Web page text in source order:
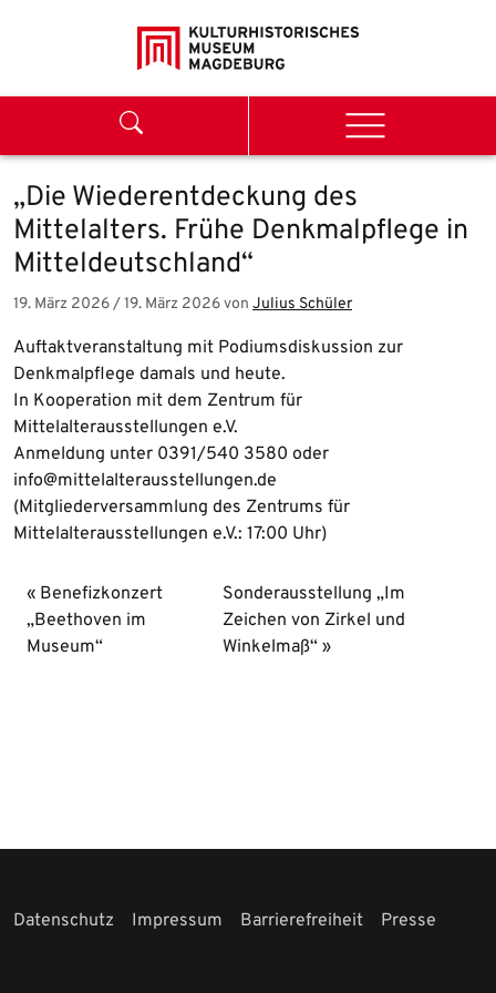
Menu
„Die Wiederentdeckung des
Mittelalters. Frühe Denkmalpflege in
Mitteldeutschland“
19. März 2026/19. März 2026von Julius Schüler
Auftaktveranstaltung mit Podiumsdiskussion zur
Denkmalpflege damals und heute.
In Kooperation mit dem Zentrum für
Mittelalterausstellungen e.V.
Anmeldung unter 0391/540 3580 oder
info@mittelalterausstellungen.de
(Mitgliederversammlung des Zentrums für
Mittelalterausstellungen e.V.: 17:00 Uhr)
Benefizkonzert
„Beethoven im
Museum“
Sonderausstellung „Im
Zeichen von Zirkel und
Winkelmaß“
Datenschutz Impressum Barrierefreiheit Presse